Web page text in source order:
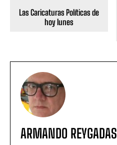
Las Caricaturas Políticas de
hoy lunes
ARMANDO REYGADAS